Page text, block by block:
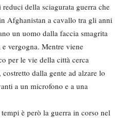
della sciagurata guerra che
Afghanistan a cavallo tra gli anni
un uomo dalla faccia smagrita
vergogna. Mentre viene
per le vie della città cerca
dalla gente ad alzare lo
a un microfono e a una
è però la guerra in corso nel